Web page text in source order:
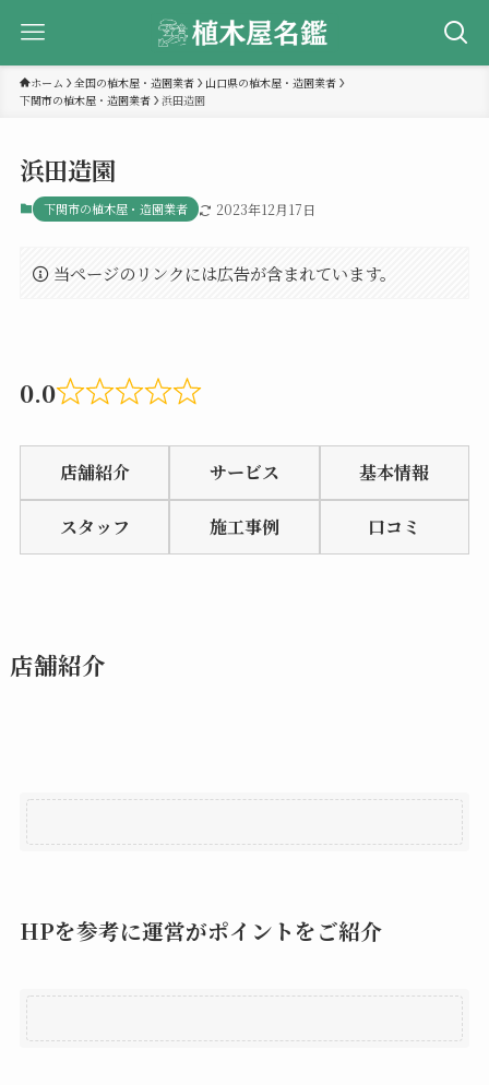
ホーム 全国の植木屋・造園業者
山口県の植木屋・造園業者
下関市の植木屋・造園業者
浜田造園
浜田造園
下関市の植木屋・造園業者 2023年12月17日
当ページのリンクには広告が含まれています。
0.0
Rated
0.0
out
5
店舗紹介 サービス 基本情報
スタッフ 施工事例 口コミ
店舗紹介
HPを参考に運営がポイントをご紹介